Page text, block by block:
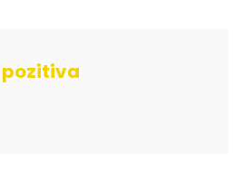
pozitiva